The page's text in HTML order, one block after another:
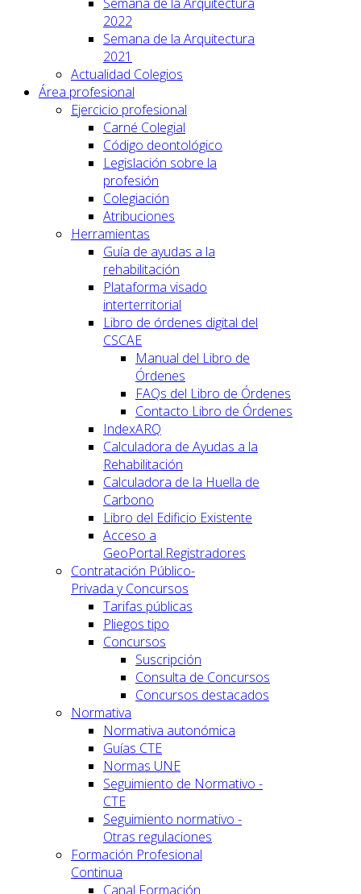
2022
Semana de la Arquitectura
2021
Actualidad Colegios
Área profesional
Ejercicio profesional
Carné Colegial
Código deontológico
Legislación sobre la
profesión
Colegiación
Atribuciones
Herramientas
Guía de ayudas a la
rehabilitación
Plataforma visado
interterritorial
Libro de órdenes digital del
CSCAE
Manual del Libro de
Órdenes
FAQs del Libro de Órdenes
Contacto Libro de Órdenes
IndexARQ
Calculadora de Ayudas a la
Rehabilitación
Calculadora de la Huella de
Carbono
Libro del Edificio Existente
Acceso a
GeoPortal.Registradores
Contratación Público-
Privada y Concursos
Tarifas públicas
Pliegos tipo
Concursos
Suscripción
Consulta de Concursos
Concursos destacados
Normativa
Normativa autonómica
Guías CTE
Normas UNE
Seguimiento de Normativo -
CTE
Seguimiento normativo -
Otras regulaciones
Formación Profesional
Continua
Canal Formación